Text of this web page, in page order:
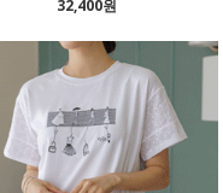
32,400원